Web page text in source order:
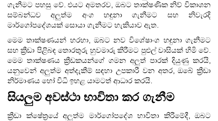
ගැනීමට පහසු වේ. එයට අමතරව, ඔබට තාක්ෂණික නිව් විකාශන
සම්බන්ධව අලුත්ම අංග හඳුනා ගැනීමට සහ නිවැරදි
මාර්ගෝපදේශයක් සොයා ගැනීමට හැකියාව ඇත.
මෙම තාක්ෂණයන් හරහා, ඔබට නව විශේෂාංග හඳුනා ගැනීමට
සහ ක්‍රීඩා පිළිබඳ තොරතුරු හුවමාරු කිරීමට පුළුල් වාසියක් හිමි වේ.
මෙම තාක්ෂණය ක්‍රීඩකයන්ගේ ගමන අලුත් පාරක් දියුණු කරයි,
යනුවෙන් අලුත්ම අත්දැකීම් සඳහා උපකාරී වන අතර, ඔබේ ක්‍රීඩා
නිර්මාණය හෝ විධි ඉහළ යාමටත් ආධාර කරයි.
සියලුම අවස්ථා භාවිතා කර ගැනීම
ක්‍රීඩා ක්ෂේත්‍රයේ අලුත්ම මාර්ගෝපදේශ භාවිතා කිරීමේදී, ඔබට